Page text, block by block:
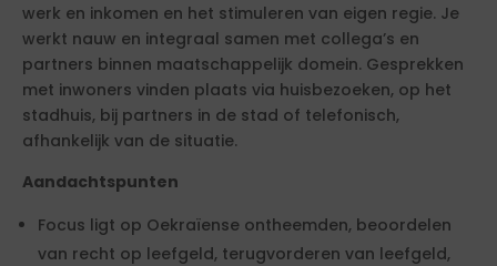
werk en inkomen en het stimuleren van eigen regie. Je
werkt nauw en integraal samen met collega’s en
partners binnen maatschappelijk domein. Gesprekken
met inwoners vinden plaats via huisbezoeken, op het
stadhuis, bij partners in de stad of telefonisch,
afhankelijk van de situatie.
Aandachtspunten
Focus ligt op Oekraïense ontheemden, beoordelen
van recht op leefgeld, terugvorderen van leefgeld,